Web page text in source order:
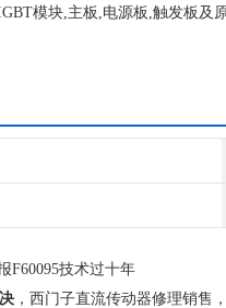
模块,主板,电源板,触发板
F60095技术过十年
，西门子直流传动器修理销售